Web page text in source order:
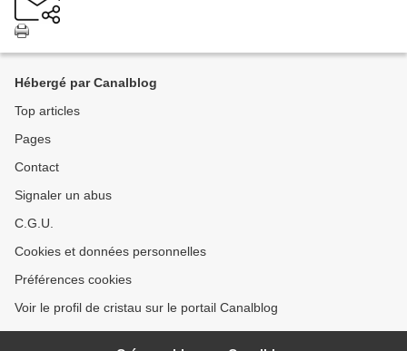
Hébergé par Canalblog
Top articles
Pages
Contact
Signaler un abus
C.G.U.
Cookies et données personnelles
Préférences cookies
Voir le profil de cristau sur le portail Canalblog